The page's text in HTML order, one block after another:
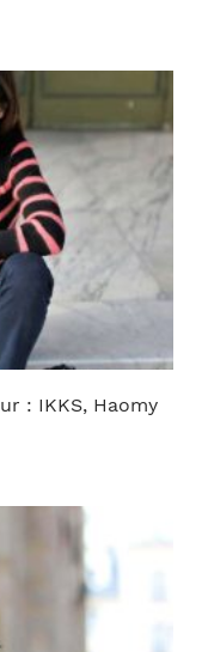
: IKKS, Haomy